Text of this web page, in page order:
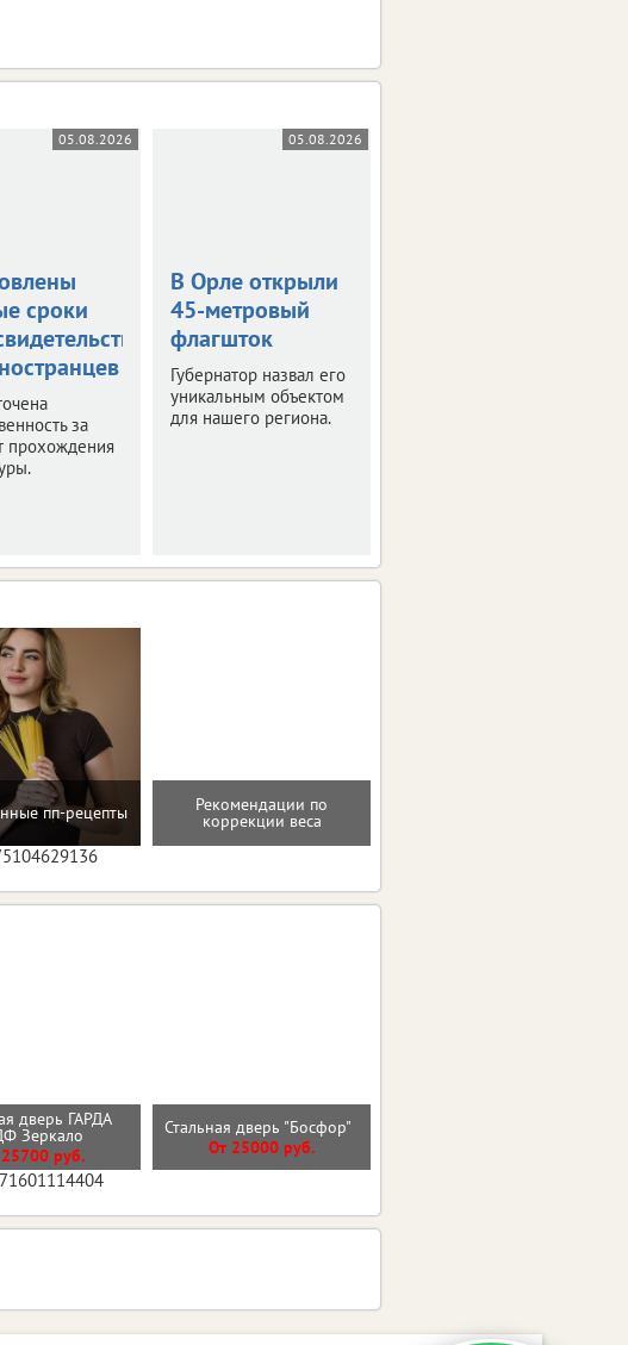
05.08.2026
сроки
за
прохождения
05.08.2026
В Орле открыли
45-метровый
флагшток
Губернатор назвал его
уникальным объектом
для нашего региона.
пп-рецепты Рекомендации по
коррекции веса
дверь ГАРДА
Зеркало
руб.
Стальная дверь "Босфор"
От 25000 руб.